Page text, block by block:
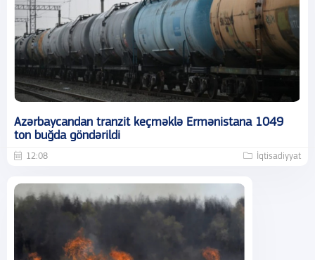
Azərbaycandan tranzit keçməklə Ermənistana 1049
ton buğda göndərildi
12:08 İqtisadiyyat